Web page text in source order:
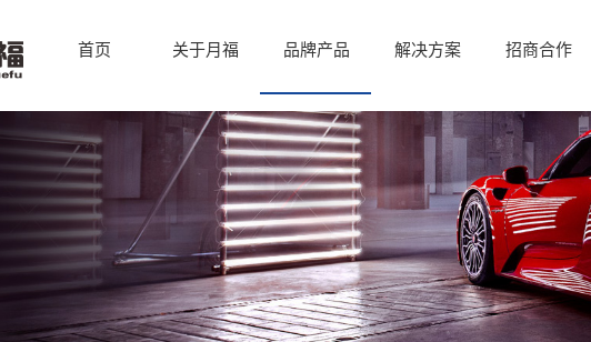
首页 关于月福 品牌产品 解决方案 招商合作